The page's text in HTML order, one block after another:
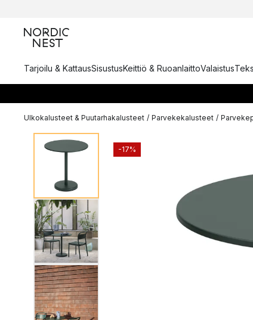
Tarjoilu & KattausSisustusKeittiö & RuoanlaittoValaistus
Ulkokalusteet & Puutarhakalusteet / Parvekekalusteet /
-17%